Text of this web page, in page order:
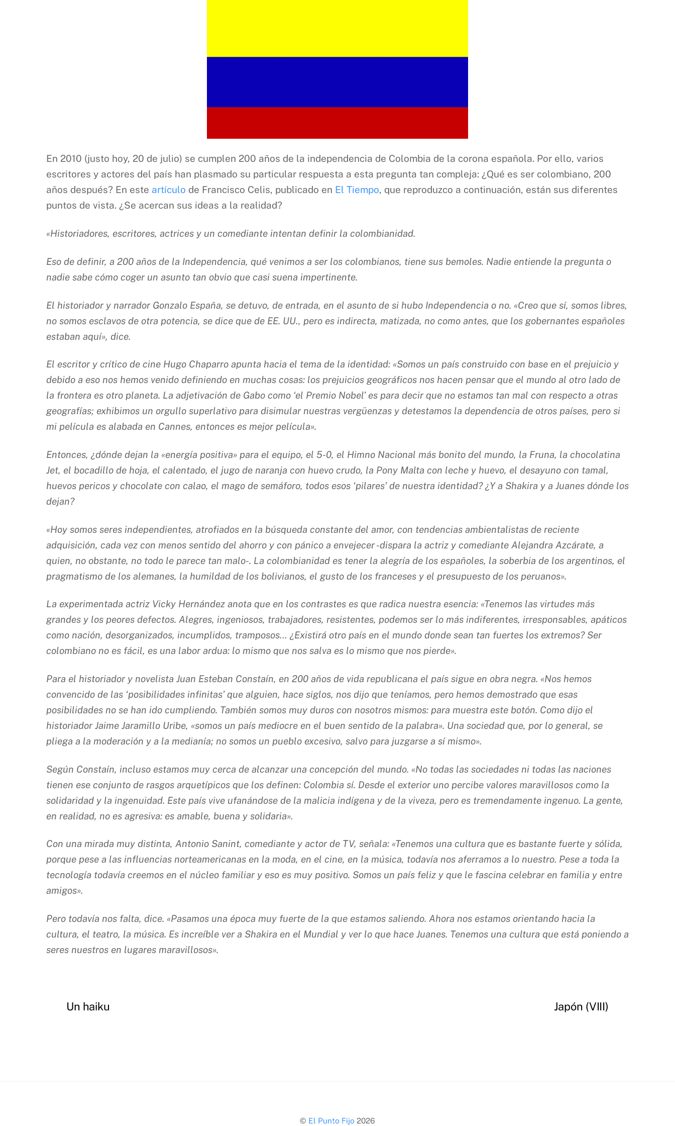
En 2010 (justo hoy, 20 de julio) se cumplen 200 años de la independencia de Colombia de la corona española. Por ello, varios
escritores y actores del país han plasmado su particular respuesta a esta pregunta tan compleja: ¿Qué es ser colombiano, 200
años después? En este artículo de Francisco Celis, publicado en El Tiempo, que reproduzco a continuación, están sus diferentes
puntos de vista. ¿Se acercan sus ideas a la realidad?
«Historiadores, escritores, actrices y un comediante intentan definir la colombianidad.
Eso de definir, a 200 años de la Independencia, qué venimos a ser los colombianos, tiene sus bemoles. Nadie entiende la pregunta o
nadie sabe cómo coger un asunto tan obvio que casi suena impertinente.
El historiador y narrador Gonzalo España, se detuvo, de entrada, en el asunto de si hubo Independencia o no. «Creo que sí, somos libres,
no somos esclavos de otra potencia, se dice que de EE. UU., pero es indirecta, matizada, no como antes, que los gobernantes españoles
estaban aquí», dice.
El escritor y crítico de cine Hugo Chaparro apunta hacia el tema de la identidad: «Somos un país construido con base en el prejuicio y
debido a eso nos hemos venido definiendo en muchas cosas: los prejuicios geográficos nos hacen pensar que el mundo al otro lado de
la frontera es otro planeta. La adjetivación de Gabo como ‘el Premio Nobel’ es para decir que no estamos tan mal con respecto a otras
geografías; exhibimos un orgullo superlativo para disimular nuestras vergüenzas y detestamos la dependencia de otros países, pero si
mi película es alabada en Cannes, entonces es mejor película».
Entonces, ¿dónde dejan la «energía positiva» para el equipo, el 5-0, el Himno Nacional más bonito del mundo, la Fruna, la chocolatina
Jet, el bocadillo de hoja, el calentado, el jugo de naranja con huevo crudo, la Pony Malta con leche y huevo, el desayuno con tamal,
huevos pericos y chocolate con calao, el mago de semáforo, todos esos ‘pilares’ de nuestra identidad? ¿Y a Shakira y a Juanes dónde los
dejan?
«Hoy somos seres independientes, atrofiados en la búsqueda constante del amor, con tendencias ambientalistas de reciente
adquisición, cada vez con menos sentido del ahorro y con pánico a envejecer -dispara la actriz y comediante Alejandra Azcárate, a
quien, no obstante, no todo le parece tan malo-. La colombianidad es tener la alegría de los españoles, la soberbia de los argentinos, el
pragmatismo de los alemanes, la humildad de los bolivianos, el gusto de los franceses y el presupuesto de los peruanos».
La experimentada actriz Vicky Hernández anota que en los contrastes es que radica nuestra esencia: «Tenemos las virtudes más
grandes y los peores defectos. Alegres, ingeniosos, trabajadores, resistentes, podemos ser lo más indiferentes, irresponsables, apáticos
como nación, desorganizados, incumplidos, tramposos… ¿Existirá otro país en el mundo donde sean tan fuertes los extremos? Ser
colombiano no es fácil, es una labor ardua: lo mismo que nos salva es lo mismo que nos pierde».
Para el historiador y novelista Juan Esteban Constaín, en 200 años de vida republicana el país sigue en obra negra. «Nos hemos
convencido de las ‘posibilidades infinitas’ que alguien, hace siglos, nos dijo que teníamos, pero hemos demostrado que esas
posibilidades no se han ido cumpliendo. También somos muy duros con nosotros mismos: para muestra este botón. Como dijo el
historiador Jaime Jaramillo Uribe, «somos un país mediocre en el buen sentido de la palabra». Una sociedad que, por lo general, se
pliega a la moderación y a la medianía; no somos un pueblo excesivo, salvo para juzgarse a sí mismo».
Según Constaín, incluso estamos muy cerca de alcanzar una concepción del mundo. «No todas las sociedades ni todas las naciones
tienen ese conjunto de rasgos arquetípicos que los definen: Colombia sí. Desde el exterior uno percibe valores maravillosos como la
solidaridad y la ingenuidad. Este país vive ufanándose de la malicia indígena y de la viveza, pero es tremendamente ingenuo. La gente,
en realidad, no es agresiva: es amable, buena y solidaria».
Con una mirada muy distinta, Antonio Sanint, comediante y actor de TV, señala: «Tenemos una cultura que es bastante fuerte y sólida,
porque pese a las influencias norteamericanas en la moda, en el cine, en la música, todavía nos aferramos a lo nuestro. Pese a toda la
tecnología todavía creemos en el núcleo familiar y eso es muy positivo. Somos un país feliz y que le fascina celebrar en familia y entre
amigos».
Pero todavía nos falta, dice. «Pasamos una época muy fuerte de la que estamos saliendo. Ahora nos estamos orientando hacia la
cultura, el teatro, la música. Es increíble ver a Shakira en el Mundial y ver lo que hace Juanes. Tenemos una cultura que está poniendo a
seres nuestros en lugares maravillosos».
Un haiku Japón (VIII)
Back
© El Punto Fijo 2026